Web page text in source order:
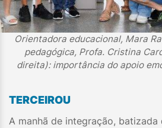
Orientadora educacional, Mara
pedagógica, Profa. Cristina
direita): importância do apoio
TERCEIROU
A manhã de integração, batizada